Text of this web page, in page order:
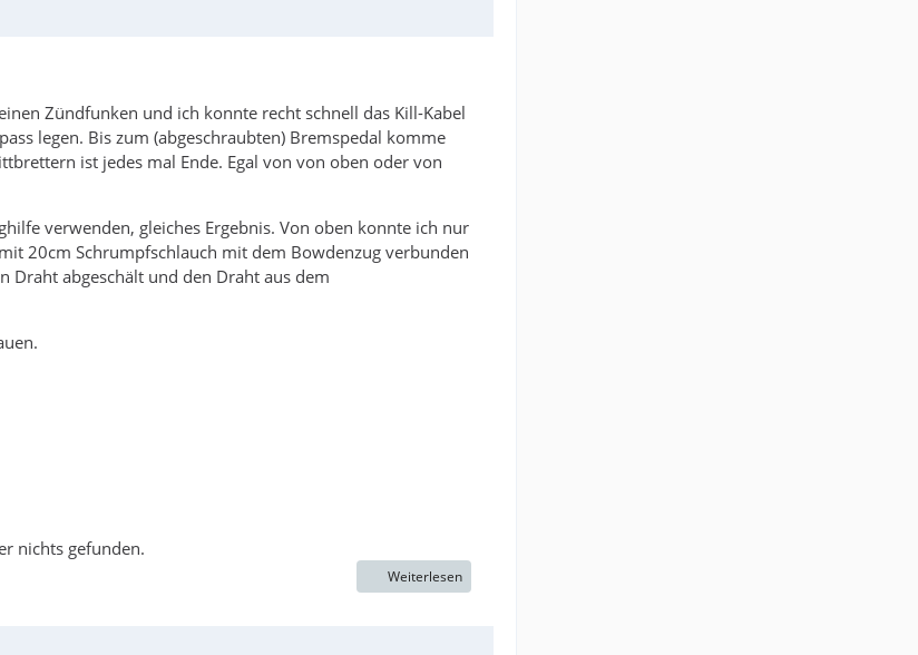
Zündfunken und ich konnte recht schnell das Kill-Kabel
legen. Bis zum (abgeschraubten) Bremspedal komme
ist jedes mal Ende. Egal von von oben oder von
verwenden, gleiches Ergebnis. Von oben konnte ich nur
20cm Schrumpfschlauch mit dem Bowdenzug verbunden
Draht abgeschält und den Draht aus dem
nichts gefunden.
Weiterlesen